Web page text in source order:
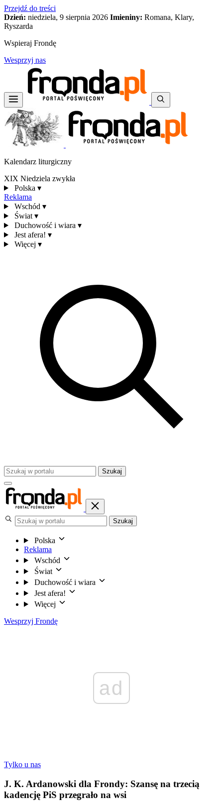
Przejdź do treści
Dzień: niedziela, 9 sierpnia 2026 Imieniny: Romana, Klary,
Ryszarda
Wspieraj Frondę
Wesprzyj nas
Kalendarz liturgiczny
XIX Niedziela zwykła
Polska ▾
Reklama
Wschód ▾
Świat ▾
Duchowość i wiara ▾
Jest afera! ▾
Więcej ▾
Szukaj
Szukaj
Polska
Reklama
Wschód
Świat
Duchowość i wiara
Jest afera!
Więcej
Wesprzyj Frondę
ad
Tylko u nas
J. K. Ardanowski dla Frondy: Szansę na trzecią
kadencję PiS przegrało na wsi